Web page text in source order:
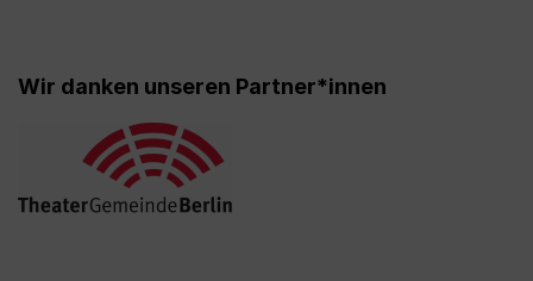
Wir danken unseren Partner*innen